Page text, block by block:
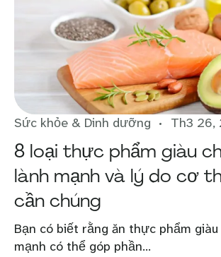
Sức khỏe & Dinh dưỡng Th3 26,
8 loại thực phẩm giàu
lành mạnh và lý do cơ
cần chúng
Bạn có biết rằng ăn thực phẩm
mạnh có thể góp phần...